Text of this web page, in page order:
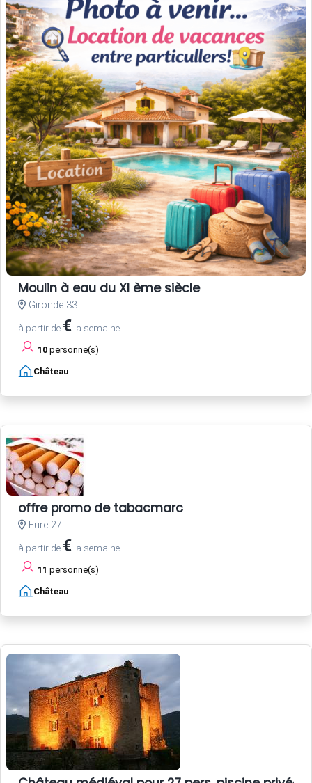
Moulin à eau du XI ème siècle
Gironde 33
à partir de € la semaine
10 personne(s)
Château
offre promo de tabacmarc
Eure 27
à partir de € la semaine
11 personne(s)
Château